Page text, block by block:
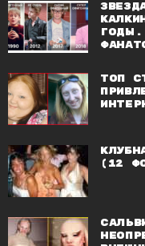
годы.
Топ
(12